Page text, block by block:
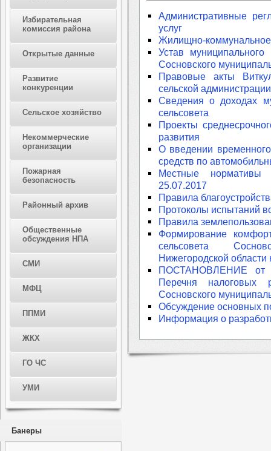
Избирательная
комиссия района
Открытые данные
Развитие
конкуренции
Сельское хозяйство
Некоммерческие
организации
Пожарная
безопасность
Районный архив
Общественные
обсуждения НПА
СМИ
МФЦ
ППМИ
ЖКХ
ГО ЧС
УМИ
Банеры
Административные
услуг
Жилищно-коммунальное
Устав муниципального
Сосновского
Правовые акты
сельской администрации
Сведения о доходах
сельсовета
Проекты
развития
О введении
средств по
Местные нормативы
25.07.2017
Правила
Протоколы испытаний
Правила
Формирование
сельсовета
Нижегородской
ПОСТАНОВЛЕНИЕ от
Перечня налоговых
Сосновского
Обсуждение основных
Информация о